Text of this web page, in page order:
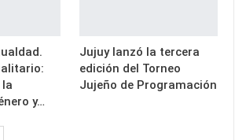
la
y…
Jujuy lanzó la tercera
edición del Torneo
Jujeño de Programación